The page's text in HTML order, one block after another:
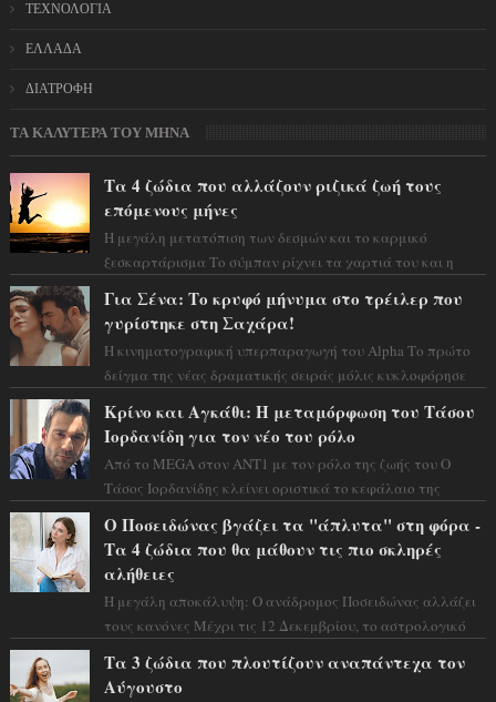
ΤΕΧΝΟΛΟΓΙΑ
ΕΛΛΑΔΑ
ΔΙΑΤΡΟΦΗ
ΤΑ ΚΑΛΥΤΕΡΑ ΤΟΥ ΜΗΝΑ
Τα 4 ζώδια που αλλάζουν ριζικά ζωή τους
επόμενους μήνες
Η μεγάλη μετατόπιση των δεσμών και το καρμικό
ξεσκαρτάρισμα Το σύμπαν ρίχνει τα χαρτιά του και η
Για Σένα: Το κρυφό μήνυμα στο τρέιλερ που
γυρίστηκε στη Σαχάρα!
Η κινηματογραφική υπερπαραγωγή του Alpha Το πρώτο
δείγμα της νέας δραματικής σειράς μόλις κυκλοφόρησε
Κρίνο και Αγκάθι: Η μεταμόρφωση του Τάσου
Ιορδανίδη για τον νέο του ρόλο
Από το MEGA στον ΑΝΤ1 με τον ρόλο της ζωής του Ο
Τάσος Ιορδανίδης κλείνει οριστικά το κεφάλαιο της
Ο Ποσειδώνας βγάζει τα "άπλυτα" στη φόρα -
Τα 4 ζώδια που θα μάθουν τις πιο σκληρές
αλήθειες
Η μεγάλη αποκάλυψη: Ο ανάδρομος Ποσειδώνας αλλάζει
τους κανόνες Μέχρι τις 12 Δεκεμβρίου, το αστρολογικό
Τα 3 ζώδια που πλουτίζουν αναπάντεχα τον
Αύγουστο